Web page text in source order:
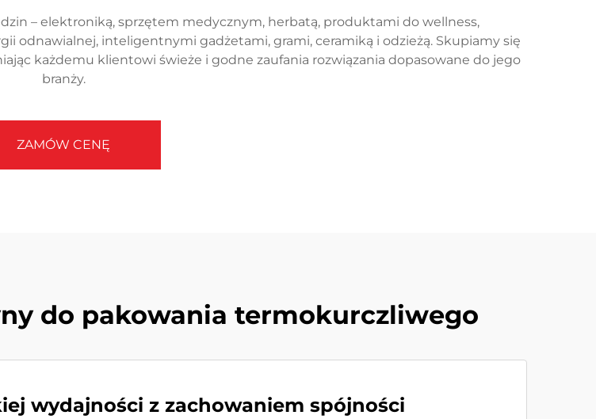
– elektroniką, sprzętem medycznym, herbatą, produktami do wellness,
odnawialnej, inteligentnymi gadżetami, grami, ceramiką i odzieżą. Skupiamy się
każdemu klientowi świeże i godne zaufania rozwiązania dopasowane do jego
branży.
ZAMÓW CENĘ
do pakowania termokurczliwego
wydajności z zachowaniem spójności